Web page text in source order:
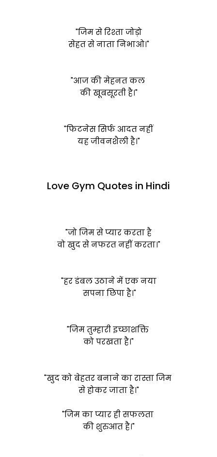
"जिम से रिश्ता जोड़ो
सेहत से नाता निभाओ।"
"आज की मेहनत कल
की खूबसूरती है।"
"फिटनेस सिर्फ आदत नहीं
यह जीवनशैली है।"
Love Gym Quotes in Hindi
"जो जिम से प्यार करता है
वो खुद से नफरत नहीं करता।"
"हर डंबल उठाने में एक नया
सपना छिपा है।"
"जिम तुम्हारी इच्छाशक्ति
को परखता है।"
"खुद को बेहतर बनाने का रास्ता जिम
से होकर जाता है।"
"जिम का प्यार ही सफलता
की शुरुआत है।"